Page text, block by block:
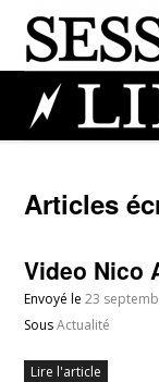
Articles
Video Nico
Envoyé le23
SousActualité
Lire l'article